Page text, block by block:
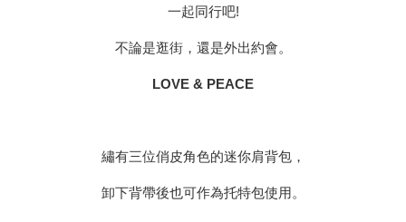
一起同行吧!
不論是逛街，還是外出約會。
LOVE & PEACE
繡有三位俏皮角色的迷你肩背包，
卸下背帶後也可作為托特包使用。